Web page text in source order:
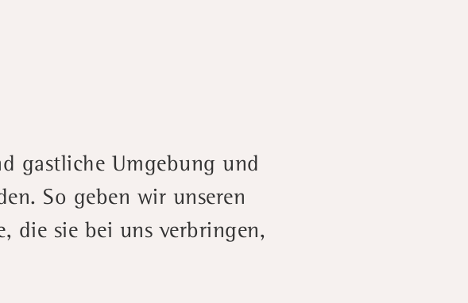
gastliche Umgebung und
So geben wir unseren
die sie bei uns verbringen,